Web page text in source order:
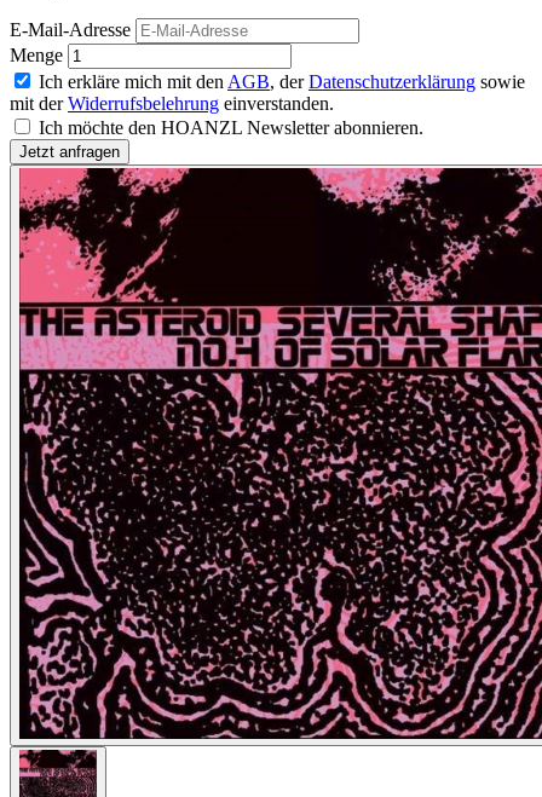
E-Mail-Adresse
Menge
Ich erkläre mich mit den AGB, derDatenschutzerklärung sowie
mit derWiderrufsbelehrung einverstanden.
Ich möchte den HOANZL Newsletter abonnieren.